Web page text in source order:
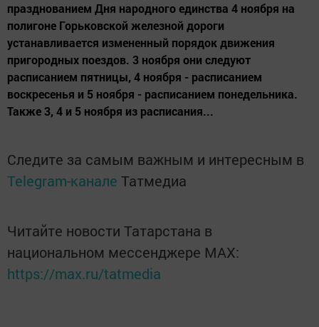
празднованием Дня народного единства 4 ноября на
полигоне Горьковской железной дороги
устанавливается измененный порядок движения
пригородных поездов. 3 ноября они следуют
расписанием пятницы, 4 ноября - расписанием
воскресенья и 5 ноября - расписанием понедельника.
Также 3, 4 и 5 ноября из расписания...
Следите за самым важным и интересным в
Telegram-канале Татмедиа
Читайте новости Татарстана в
национальном мессенджере MАХ:
https://max.ru/tatmedia